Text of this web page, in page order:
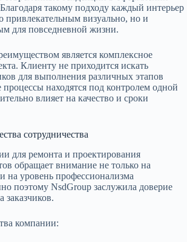
такому подходу каждый интерьер
привлекательным визуально, но и
для повседневной жизни.
является комплексное
Клиенту не приходится искать
для выполнения различных этапов
процессы находятся под контролем одной
влияет на качество и сроки
сотрудничества
для ремонта и проектирования
обращает внимание не только на
на уровень профессионализма
поэтому NsdGroup заслужила доверие
заказчиков.
компании: